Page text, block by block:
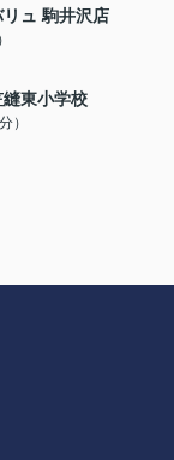
ュ 駒井沢店
東小学校
）